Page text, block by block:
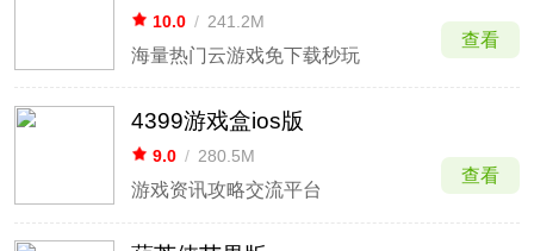
10.0 / 241.2M
海量热门云游戏免下载秒玩
查看
4399游戏盒ios版
9.0 / 280.5M
游戏资讯攻略交流平台
查看